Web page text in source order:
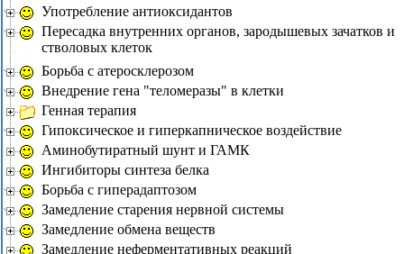
Употребление антиоксидантов
Пересадка внутренних органов, зародышевых зачатков и
стволовых клеток
Борьба с атеросклерозом
Внедрение гена "теломеразы" в клетки
Генная терапия
Гипоксическое и гиперкапническое воздействие
Аминобутиратный шунт и ГАМК
Ингибиторы синтеза белка
Борьба с гиперадаптозом
Замедление старения нервной системы
Замедление обмена веществ
Замедление неферментативных реакций